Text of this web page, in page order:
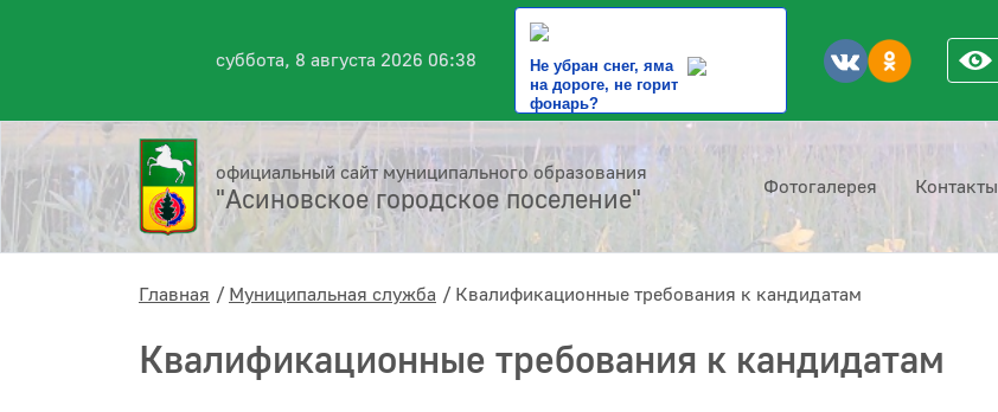
суббота, 8 августа 2026 06:38
Не убран снег, яма
на дороге, не горит
фонарь?
официальный сайт муниципального образования
"Асиновское городское поселение" Фотогалерея Контакты
Главная Муниципальная служба Квалификационные требования к кандидатам
Квалификационные требования к кандидатам